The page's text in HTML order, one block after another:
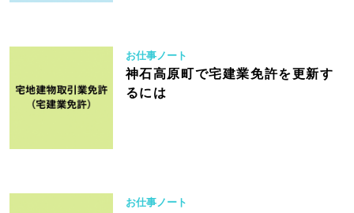
お仕事ノート
神石高原町で宅建業免許を更新す
るには
お仕事ノート